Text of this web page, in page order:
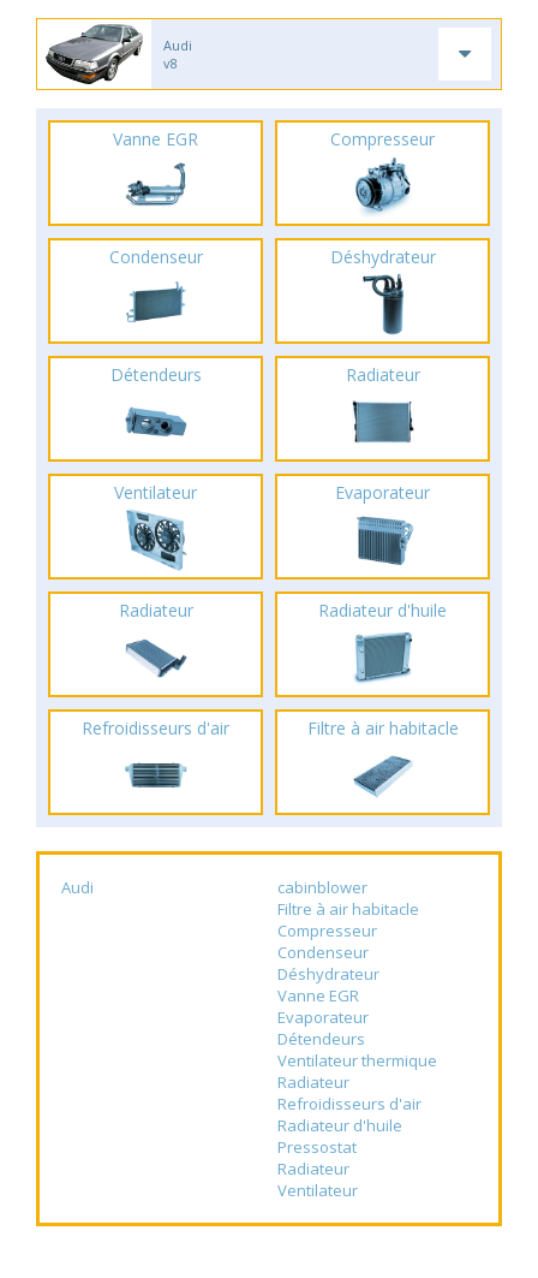
Audi
v8
Vanne EGR Compresseur
Condenseur Déshydrateur
Détendeurs Radiateur
Ventilateur Evaporateur
Radiateur Radiateur d'huile
Refroidisseurs d'air Filtre à air habitacle
Audi
cabinblower
Filtre à air habitacle
Compresseur
Condenseur
Déshydrateur
Vanne EGR
Evaporateur
Détendeurs
Ventilateur thermique
Radiateur
Refroidisseurs d'air
Radiateur d'huile
Pressostat
Radiateur
Ventilateur